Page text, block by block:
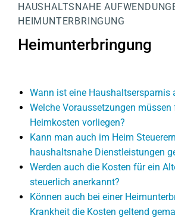
HAUSHALTSNAHE
HEIMUNTERBRINGUNG
Heimunterbringung
Wann ist eine Haushaltsersparnis
Welche Voraussetzungen müssen
Heimkosten vorliegen?
Kann man auch im Heim
haushaltsnahe Dienstleistungen
Werden auch die Kosten für ein
steuerlich anerkannt?
Können auch bei einer
Krankheit die Kosten geltend